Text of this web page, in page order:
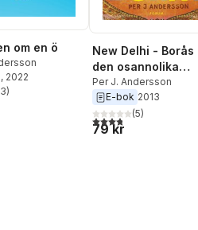
om en ö
, 2022
stjärnor. Totalt antal röster:
3)
New Delhi - Borås
den osannolika
berättelsen om
som cyklade till
Sverige för
skull
Per J. Andersson
E-bok 2013
3,8utav 5 stjärnor.
(5)
79 kr